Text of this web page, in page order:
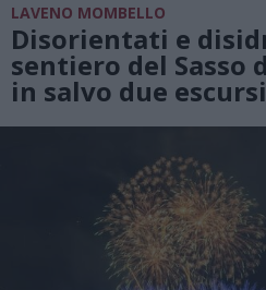
LAVENO MOMBELLO
Disorientati e
sentiero del Sasso
in salvo due